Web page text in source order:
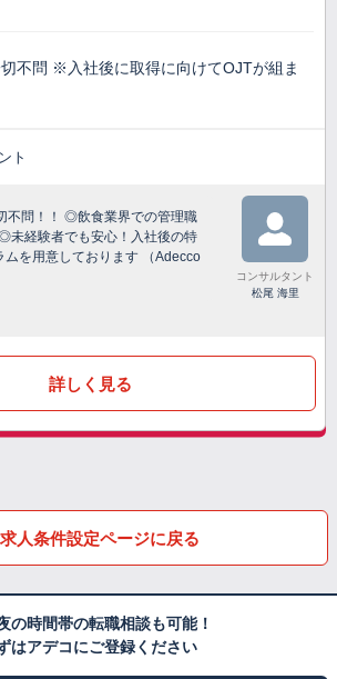
不問 ※入社後に取得に向けてOJTが組ま
ト
不問！！ ◎飲食業界での管理職
未経験者でも安心！入社後の特
ムを用意しております （Adecco
コンサルタント
松尾 海里
詳しく見る
求人条件設定ページに戻る
の時間帯の転職相談も可能！
はアデコにご登録ください